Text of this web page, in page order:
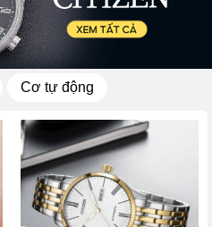
Cơ tự động